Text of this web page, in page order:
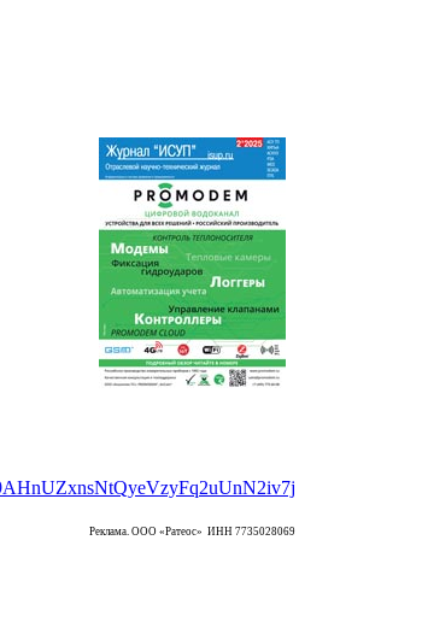
Реклама. ООО «Ратеос» ИНН 7735028069